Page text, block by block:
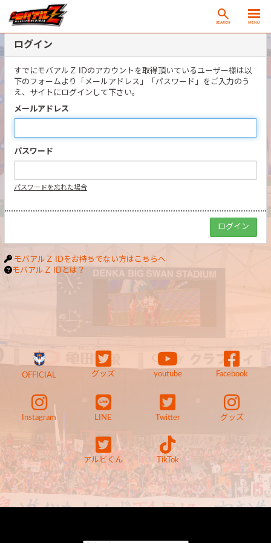
SEARCH MENU
ログイン
すでにモバアルＺ IDのアカウントを取得頂いているユーザー様は以
下のフォームより「メールアドレス」「パスワード」をご入力のう
え、サイトにログインして下さい。
メールアドレス
パスワード
パスワードを忘れた場合
モバアルＺ IDをお持ちでない方はこちらへ
モバアルＺ IDとは？
OFFICIAL グッズ youtube Facebook
Instagram LINE Twitter グッズ
アルビくん TikTok